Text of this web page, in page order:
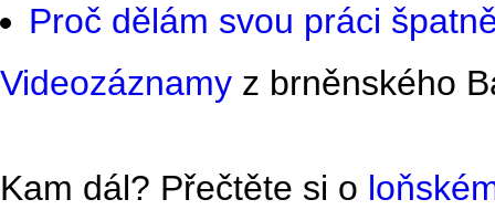
Proč dělám svou práci
Videozáznamy z brněnského
Kam dál? Přečtěte si o